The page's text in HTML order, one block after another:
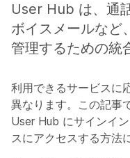
User Hub は、通
ボイスメールなど
管理するための統
利用できるサービスに
異なります。この記事
User Hub にサインイ
スにアクセスする方法